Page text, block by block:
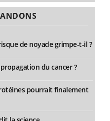
de noyade grimpe-t-il ?
du cancer ?
pourrait finalement